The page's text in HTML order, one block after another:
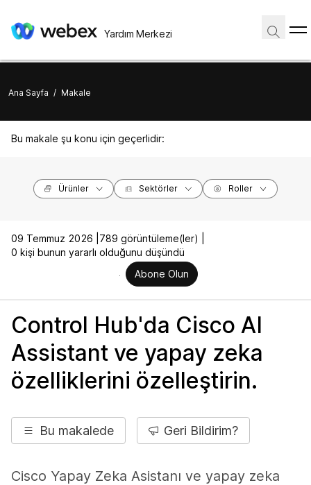
Yardım Merkezi
Ana Sayfa / Makale
Bu makale şu konu için geçerlidir:
Ürünler Sektörler Roller
09 Temmuz 2026 | 789 görüntüleme(ler) |
0 kişi bunun yararlı olduğunu düşündü
Abone Olun
Control Hub'da Cisco AI
Assistant ve yapay zeka
özelliklerini özelleştirin.
Bu makalede Geri Bildirim?
Cisco Yapay Zeka Asistanı ve yapay zeka